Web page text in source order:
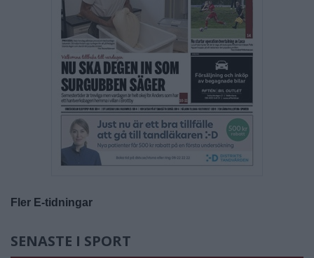
Fler E-tidningar
SENASTE I SPORT